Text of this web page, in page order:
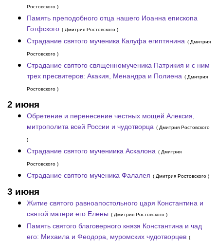
Ростовского )
Память преподобного отца нашего Иоанна епископа
Готфского ( Дмитрия Ростовского )
Страдание святого мученика Калуфа египтянина ( Дмитрия
Ростовского )
Страдание святого священномученика Патрикия и с ним
трех пресвитеров: Акакия, Менандра и Полиена ( Дмитрия
Ростовского )
2 июня
Обретение и перенесение честных мощей Алексия,
митрополита всей России и чудотворца ( Дмитрия Ростовского
)
Страдание святого мучениика Аскалона ( Дмитрия
Ростовского )
Страдание святого мученика Фалалея ( Дмитрия Ростовского )
3 июня
Житие святого равноапостольного царя Константина и
святой матери его Елены ( Дмитрия Ростовского )
Память святого благоверного князя Константина и чад
его: Михаила и Феодора, муромских чудотворцев (